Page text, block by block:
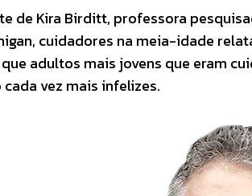
de Kira Birditt, professora
cuidadores na meia-idade
adultos mais jovens que eram
vez mais infelizes.